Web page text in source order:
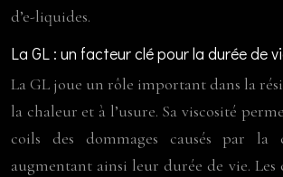
d’e-liquides.
La GL : un facteur clé pour la durée de
La GL joue un rôle important dans la
la chaleur et à l’usure. Sa viscosité
coils des dommages causés par la
augmentant ainsi leur durée de vie. Les